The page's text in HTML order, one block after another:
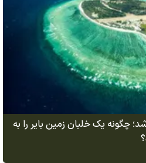
چگونه یک خلبان زمین بایر را به